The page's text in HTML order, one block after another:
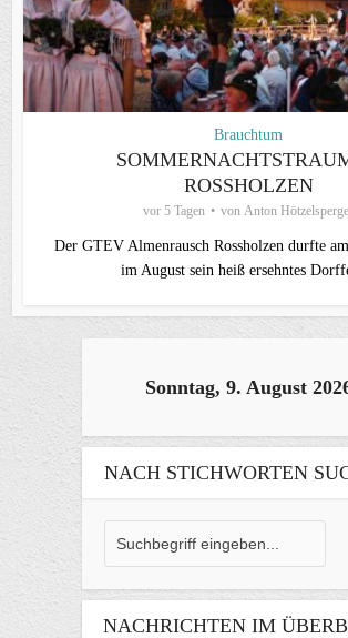
Brauchtum
ROSSHOLZEN
vor 5 Tagen von Anton
Der GTEV Almenrausch Rossholzen durfte
im August sein heiß ersehntes
Sonntag, 9. August
NACH STICHWORTEN
NACHRICHTEN IM